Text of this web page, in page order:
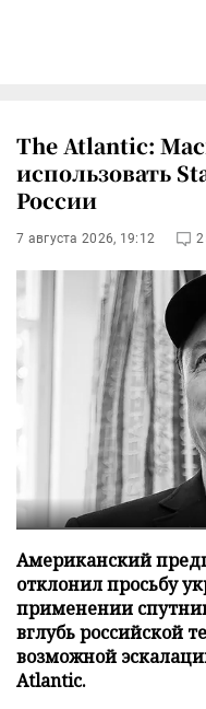
The Atlantic:
использовать
России
7 августа 2026, 19:12
Американский
отклонил просьбу
применении
вглубь российской
возможной
Atlantic.